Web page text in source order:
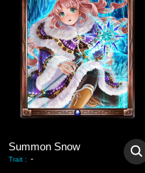
Summon Snow
Trait : -